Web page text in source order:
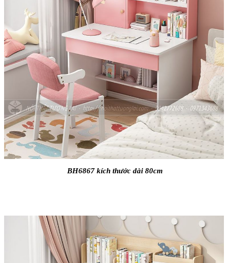
BH6867 kích thước dài 80cm